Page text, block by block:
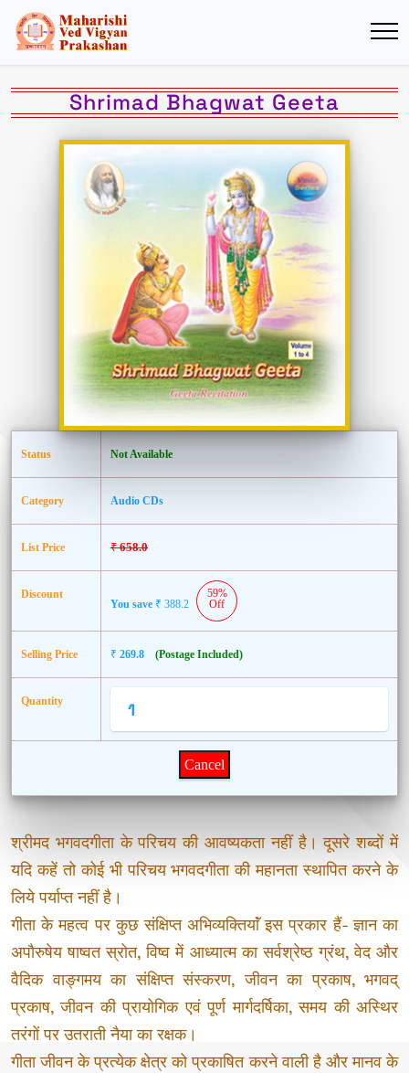
Shrimad Bhagwat Geeta
Status Not Available
Category Audio CDs
List Price ₹658.0
Discount
You save ₹ 388.2
59%
Off
Selling Price ₹ 269.8 (Postage Included)
Quantity
श्रीमद भगवदगीता के परिचय की आवष्यकता नहीं है। दूसरे शब्दों में
यदि कहें तो कोई भी परिचय भगवदगीता की महानता स्थापित करने के
लिये पर्याप्त नहीं है।
गीता के महत्व पर कुछ संक्षिप्त अभिव्यक्तियाॅं इस प्रकार हैं- ज्ञान का
अपौरुषेय षाष्वत स्रोत, विष्व में आध्यात्म का सर्वश्रेष्ठ ग्रंथ, वेद और
वैदिक वाङ्गमय का संक्षिप्त संस्करण, जीवन का प्रकाष, भगवद्
प्रकाष, जीवन की प्रायोगिक एवं पूर्ण मार्गदर्षिका, समय की अस्थिर
तरंगों पर उतराती नैया का रक्षक।
गीता जीवन के प्रत्येक क्षेत्र को प्रकाषित करने वाली है और मानव के